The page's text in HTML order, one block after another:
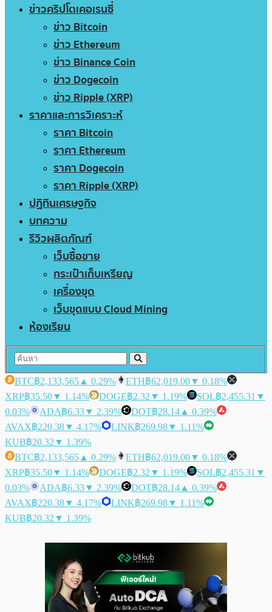
ข่าวคริปโตเคอเรนซี่
ข่าว Bitcoin
ข่าว Ethereum
ข่าว Binance Coin
ข่าว Dogecoin
ข่าว Ripple (XRP)
ราคาและการวิเคราะห์
ราคา Bitcoin
ราคา Ethereum
ราคา Dogecoin
ราคา Ripple (XRP)
ปฏิทินเศรษฐกิจ
บทความ
รีวิวผลิตภัณฑ์
เว็บซื้อขาย
กระเป๋าเก็บเหรียญ
เครื่องขุด
เว็บขุดแบบ Cloud Mining
ห้องเรียน
BTC฿2,133,565 ▲ 0.29% ETH฿62,019.00▼ 0.18%
XRP฿35.50▼ 1.14% DOGE฿2.32 ▼ 1.19% SOL฿2,455.31 ▼
0.03%
ADA฿6.33▼ 2.39% DOT฿28.14 ▲ 0.39%
AVAX฿220.38▼ 4.17% LINK฿269.98▼ 1.11%
KUB฿20.32 ▼ 1.39%
BTC฿2,133,565 ▲ 0.29% ETH฿62,019.00▼ 0.18%
XRP฿35.50▼ 1.14% DOGE฿2.32 ▼ 1.19% SOL฿2,455.31 ▼
0.03%
ADA฿6.33▼ 2.39% DOT฿28.14 ▲ 0.39%
AVAX฿220.38▼ 4.17% LINK฿269.98▼ 1.11%
KUB฿20.32 ▼ 1.39%